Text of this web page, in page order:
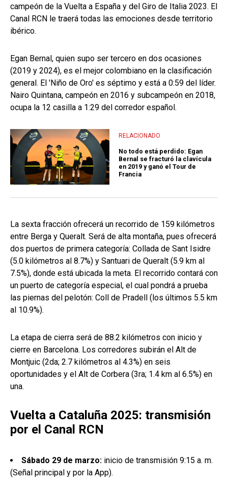
campeón de la Vuelta a España y del Giro de Italia 2023. El
Canal RCN le traerá todas las emociones desde territorio
ibérico.
Egan Bernal, quien supo ser tercero en dos ocasiones
(2019 y 2024), es el mejor colombiano en la clasificación
general. El 'Niño de Oro' es séptimo y está a 0:59 del líder.
Nairo Quintana, campeón en 2016 y subcampeón en 2018,
ocupa la 12 casilla a 1:29 del corredor español.
RELACIONADO
No todo está perdido: Egan
Bernal se fracturó la clavícula
en 2019 y ganó el Tour de
Francia
La sexta fracción ofrecerá un recorrido de 159 kilómetros
entre Berga y Queralt. Será de alta montaña, pues ofrecerá
dos puertos de primera categoría: Collada de Sant Isidre
(5.0 kilómetros al 8.7%) y Santuari de Queralt (5.9 km al
7.5%), donde está ubicada la meta. El recorrido contará con
un puerto de categoría especial, el cual pondrá a prueba
las piernas del pelotón: Coll de Pradell (los últimos 5.5 km
al 10.9%).
La etapa de cierra será de 88.2 kilómetros con inicio y
cierre en Barcelona. Los corredores subirán el Alt de
Montjuic (2da; 2.7 kilómetros al 4.3%) en seis
oportunidades y el Alt de Corbera (3ra; 1.4 km al 6.5%) en
una.
Vuelta a Cataluña 2025: transmisión
por el Canal RCN
Sábado 29 de marzo: inicio de transmisión 9:15 a. m.
(Señal principal y por la App).